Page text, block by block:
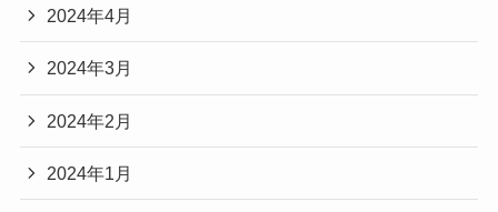
2024年4月
2024年3月
2024年2月
2024年1月